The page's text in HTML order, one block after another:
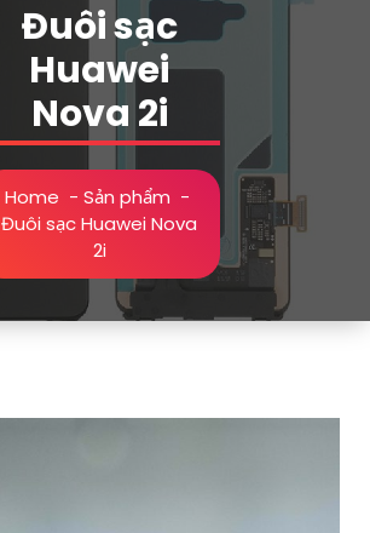
Đuôi sạc
Huawei
Nova 2i
Home - Sản phẩm -
Đuôi sạc Huawei Nova
2i